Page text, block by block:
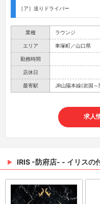
［ア］送りドライバー
業種 ラウンジ
エリア 車塚町／山口県
勤務時間
店休日
最寄駅 JR山陽本線(岩国
求人
IRIS -防府店- - イリスの